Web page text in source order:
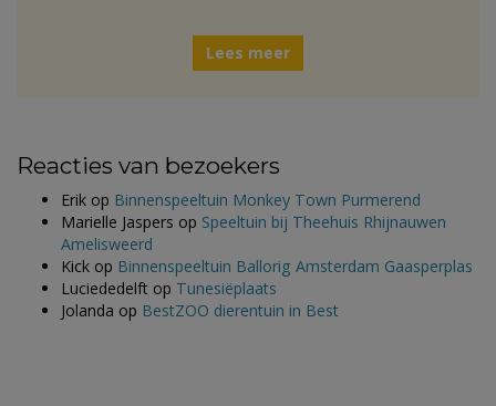
Lees meer
Reacties van bezoekers
Erik op Binnenspeeltuin Monkey Town Purmerend
Marielle Jaspers op Speeltuin bij Theehuis Rhijnauwen
Amelisweerd
Kick op Binnenspeeltuin Ballorig Amsterdam Gaasperplas
Luciededelft op Tunesiëplaats
Jolanda op BestZOO dierentuin in Best